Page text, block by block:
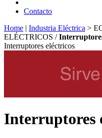
Contacto
Home | Industria Eléctrica >
ELÉCTRICOS /
Interruptores eléctricos
Interruptores